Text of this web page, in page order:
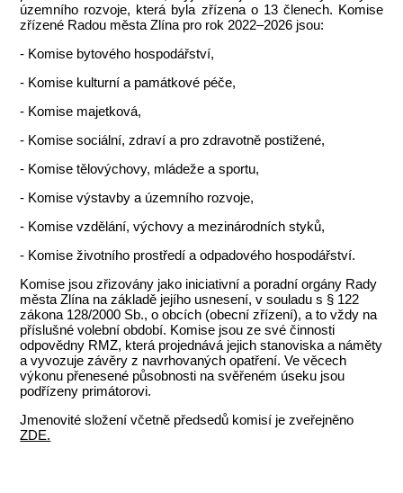
územního rozvoje, která byla zřízena o 13 členech. Komise
zřízené Radou města Zlína pro rok 2022–2026 jsou:
- Komise bytového hospodářství,
- Komise kulturní a památkové péče,
- Komise majetková,
- Komise sociální, zdraví a pro zdravotně postižené,
- Komise tělovýchovy, mládeže a sportu,
- Komise výstavby a územního rozvoje,
- Komise vzdělání, výchovy a mezinárodních styků,
- Komise životního prostředí a odpadového hospodářství.
Komise jsou zřizovány jako iniciativní a poradní orgány Rady
města Zlína na základě jejího usnesení, v souladu s § 122
zákona 128/2000 Sb., o obcích (obecní zřízení), a to vždy na
příslušné volební období. Komise jsou ze své činnosti
odpovědny RMZ, která projednává jejich stanoviska a náměty
a vyvozuje závěry z navrhovaných opatření. Ve věcech
výkonu přenesené působnosti na svěřeném úseku jsou
podřízeny primátorovi.
Jmenovité složení včetně předsedů komisí je zveřejněno
ZDE.